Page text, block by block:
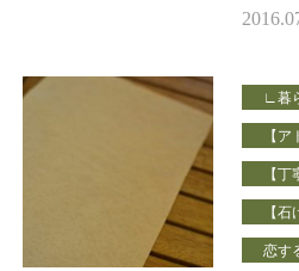
の疲
∟暮
【
【
【
恋す